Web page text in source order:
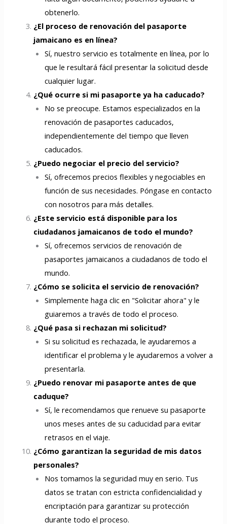
obtenerlo.
¿El proceso de renovación del pasaporte
jamaicano es en línea?
Sí, nuestro servicio es totalmente en línea, por lo
que le resultará fácil presentar la solicitud desde
cualquier lugar.
¿Qué ocurre si mi pasaporte ya ha caducado?
No se preocupe. Estamos especializados en la
renovación de pasaportes caducados,
independientemente del tiempo que lleven
caducados.
¿Puedo negociar el precio del servicio?
Sí, ofrecemos precios flexibles y negociables en
función de sus necesidades. Póngase en contacto
con nosotros para más detalles.
¿Este servicio está disponible para los
ciudadanos jamaicanos de todo el mundo?
Sí, ofrecemos servicios de renovación de
pasaportes jamaicanos a ciudadanos de todo el
mundo.
¿Cómo se solicita el servicio de renovación?
Simplemente haga clic en "Solicitar ahora" y le
guiaremos a través de todo el proceso.
¿Qué pasa si rechazan mi solicitud?
Si su solicitud es rechazada, le ayudaremos a
identificar el problema y le ayudaremos a volver a
presentarla.
¿Puedo renovar mi pasaporte antes de que
caduque?
Sí, le recomendamos que renueve su pasaporte
unos meses antes de su caducidad para evitar
retrasos en el viaje.
¿Cómo garantizan la seguridad de mis datos
personales?
Nos tomamos la seguridad muy en serio. Tus
datos se tratan con estricta confidencialidad y
encriptación para garantizar su protección
durante todo el proceso.